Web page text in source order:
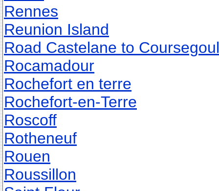
Rennes
Reunion Island
Road Castelane to
Rocamadour
Rochefort en terre
Rochefort-en-Terre
Roscoff
Rotheneuf
Rouen
Roussillon